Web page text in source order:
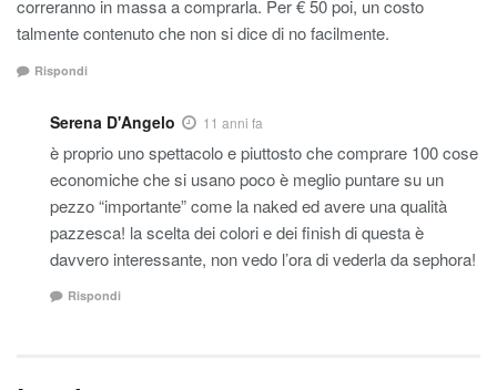
correranno in massa a comprarla. Per € 50 poi, un costo
talmente contenuto che non si dice di no facilmente.
Rispondi
Serena D'Angelo 11 anni fa
è proprio uno spettacolo e piuttosto che comprare 100 cose
economiche che si usano poco è meglio puntare su un
pezzo “importante” come la naked ed avere una qualità
pazzesca! la scelta dei colori e dei finish di questa è
davvero interessante, non vedo l’ora di vederla da sephora!
Rispondi